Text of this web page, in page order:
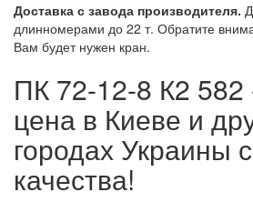
Доставка с завода производителя.
длинномерами до 22 т. Обратите
Вам будет нужен кран.
ПК 72-12-8 К2
цена в Киеве и
городах Украины
качества!